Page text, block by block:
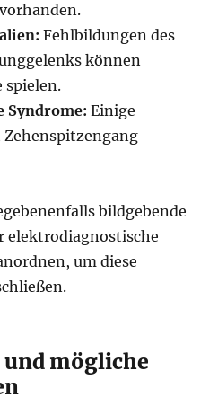
Fehlbildungen des
können
spielen.
Syndrome: Einige
bildgebende
elektrodiagnostische
um diese
mögliche